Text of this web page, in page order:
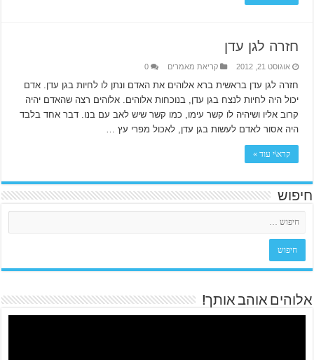
חזרה לגן עדן
אוגוסט 21, 2012 קריאת מאמרים 0
חזרה לגן עדן בראשית ברא אלוהים את האדם ונתן לו לחיות בגן עדן. אדם
יכול היה לחיות לנצח בגן עדן, בנוכחות אלוהים. אלוהים רצה שהאדם יהיה
קרוב אליו ושיהיה לו קשר עימו, כמו קשר שיש לאב עם בנו. דבר אחד בלבד
היה אסור לאדם לעשות בגן עדן, לאכול מפרי עץ …
קרא\י עוד »
חיפוש
אלוהים אוהב אותך!